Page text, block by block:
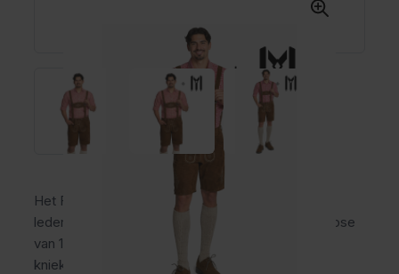
Het Flachau Pakket 3-delig is een complete
lederhose outfit voor heren met een korte lederhose
van 100% rundleer, geruit trachtenhemd en
kniekousen. Ideaal voor het Oktoberfest,